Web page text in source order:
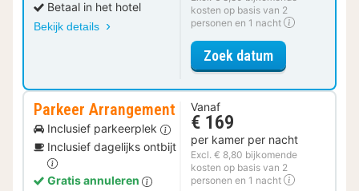
Betaal in het hotel
Bekijk details
kosten op basis van 2
personen en 1 nacht
Zoek datumvoor
Parkeer Arrangement
Inclusief parkeerplek
Inclusief dagelijks ontbijt
Gratis annuleren
Vanaf
€ 169
per kamer per nacht
Excl. € 8,80 bijkomende
kosten op basis van 2
personen en 1 nacht